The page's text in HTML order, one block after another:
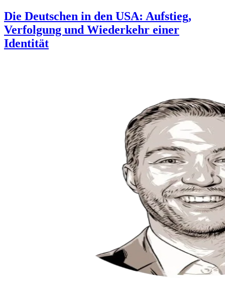
Die Deutschen in den USA: Aufstieg,
Verfolgung und Wiederkehr einer
Identität